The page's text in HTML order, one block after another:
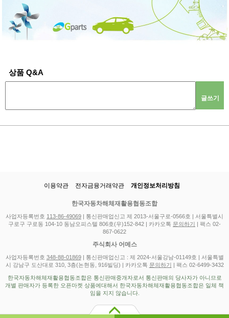
상품 Q&A
글쓰기
이용약관 전자금융거래약관 개인정보처리방침
한국자동차해체재활용협동조합
사업자등록번호 113-86-49069 | 통신판매업신고 제 2013-서울구로-0566호 | 서울특별시
구로구 구로동 104-10 동남오피스텔 806호(우)152-842 | 카카오톡 문의하기 | 팩스 02-
867-0622
주식회사 어메스
사업자등록번호 348-88-01869| 통신판매업신고 : 제 2024-서울강남-01149호 | 서울특별
시 강남구 도산대로 310, 3층(논현동, 916빌딩) | 카카오톡 문의하기 | 팩스 02-6499-3432
한국자동차해체재활용협동조합은 통신판매중개자로서 통신판매의 당사자가 아니므로
개별 판매자가 등록한 오픈마켓 상품에대해서 한국자동차해체재활용협동조합은 일체 책
임을 지지 않습니다.